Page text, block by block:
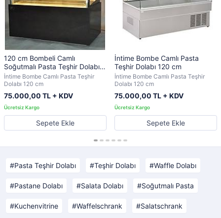
120 cm Bombeli Camlı
Soğutmalı Pasta Teşhir Dolabı |
Premium Vitrin | INT-012
İntime Bombe Camlı Pasta Teşhir
Dolabı 120 cm
75.000,00 TL + KDV
Sepete Ekle
İntime Bombe Camlı Pasta
Teşhir Dolabı 120 cm
İntime Bombe Camlı Pasta Teşhir
Dolabı 120 cm
75.000,00 TL + KDV
Sepete Ekle
Pasta Teşhir Dolabı Teşhir Dolabı Waffle Dolabı
Pastane Dolabı Salata Dolabı Soğutmalı Pasta
Kuchenvitrine Waffelschrank Salatschrank